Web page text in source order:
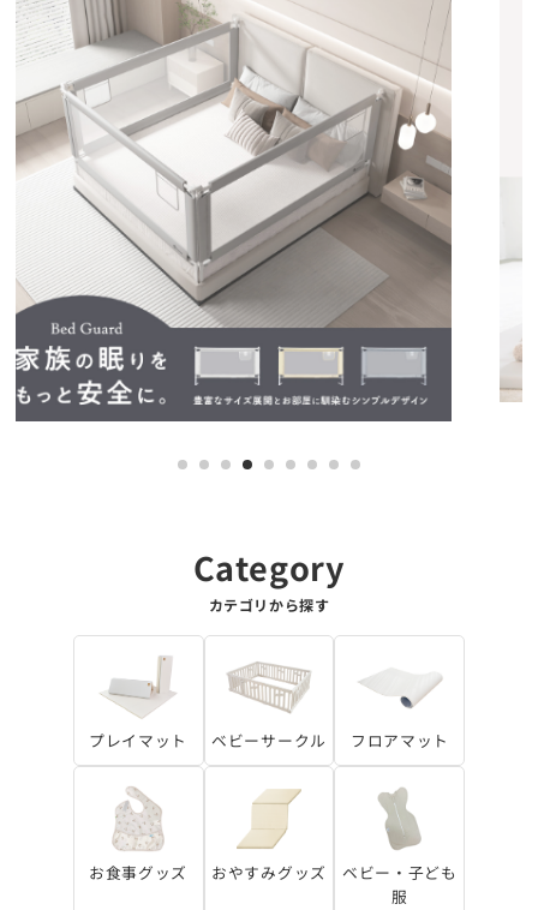
1 2 3 4 5 6 7 8 9
カテゴリから探す
プレイマット ベビーサークル フロアマット
お食事グッズ おやすみグッズ
ベビー・子ども
服